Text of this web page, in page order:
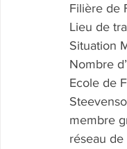
membre
réseau